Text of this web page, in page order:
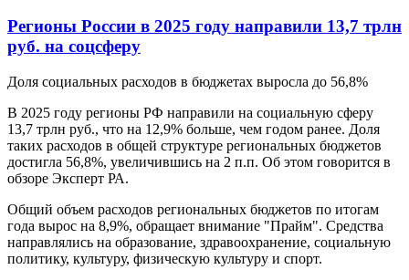
Регионы России в 2025 году направили 13,7 трлн
руб. на соцсферу
Доля социальных расходов в бюджетах выросла до 56,8%
В 2025 году регионы РФ направили на социальную сферу
13,7 трлн руб., что на 12,9% больше, чем годом ранее. Доля
таких расходов в общей структуре региональных бюджетов
достигла 56,8%, увеличившись на 2 п.п. Об этом говорится в
обзоре Эксперт РА.
Общий объем расходов региональных бюджетов по итогам
года вырос на 8,9%, обращает внимание "Прайм". Средства
направлялись на образование, здравоохранение, социальную
политику, культуру, физическую культуру и спорт.